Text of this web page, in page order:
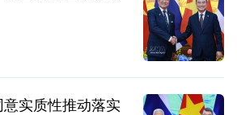
实质性推动落实